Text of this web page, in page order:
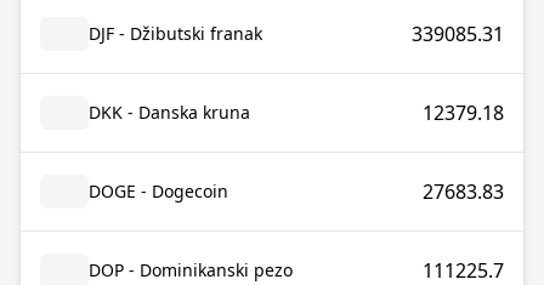
DJF - Džibutski franak 339085.31
DKK - Danska kruna 12379.18
DOGE - Dogecoin 27683.83
DOP - Dominikanski pezo 111225.7